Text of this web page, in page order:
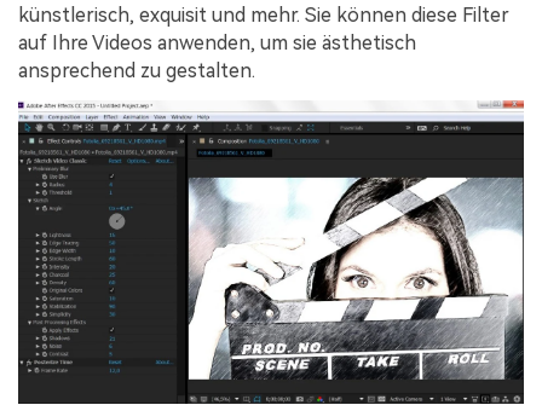
künstlerisch, exquisit und mehr. Sie können diese Filter
auf Ihre Videos anwenden, um sie ästhetisch
ansprechend zu gestalten.